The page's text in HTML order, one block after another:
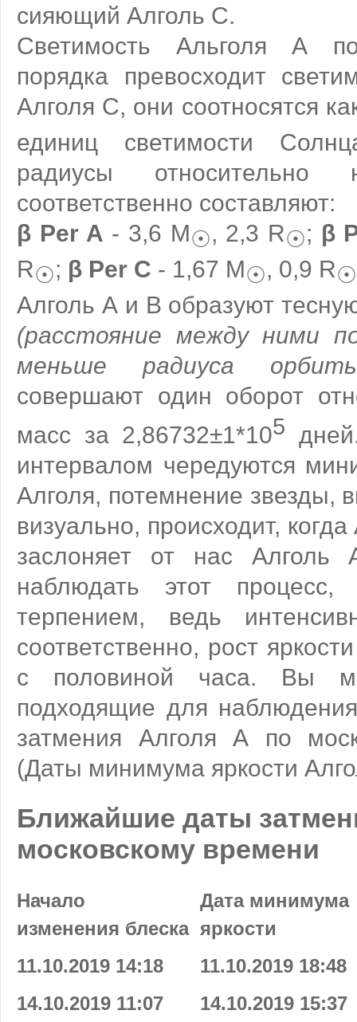
сияющий Алголь C.
Светимость Альголя А
порядка превосходит
Алголя C, они соотносятся
единиц светимости
радиусы относительно
соответственно составляют:
β Per A - 3,6 M☉, 2,3 R☉; β
R☉; β Per C - 1,67 M☉, 0,9 R☉
Алголь А и В образуют
(расстояние между ними
меньше радиуса
совершают один оборот
масс за 2,86732±1*105
интервалом чередуются
Алголя, потемнение звезды,
визуально, происходит,
заслоняет от нас
наблюдать этот процесс,
терпением, ведь
соответственно, рост
с половиной часа. Вы
подходящие для
затмения Алголя А по
(Даты минимума яркости
Ближайшие даты
московскому времени
Начало
изменения блеска
Дата минимума
яркости
11.10.2019 14:18
11.10.2019 18:48
14.10.2019 11:07
14.10.2019 15:37